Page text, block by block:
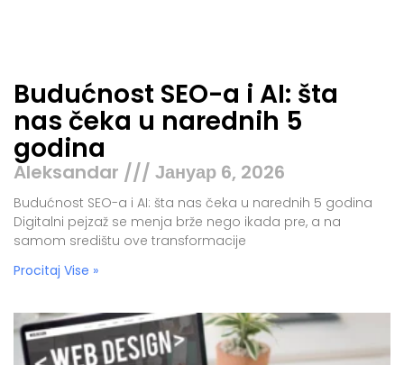
Budućnost SEO-a i AI: šta
nas čeka u narednih 5
godina
Aleksandar Јануар 6, 2026
Budućnost SEO-a i AI: šta nas čeka u narednih 5 godina
Digitalni pejzaž se menja brže nego ikada pre, a na
samom središtu ove transformacije
Procitaj Vise »